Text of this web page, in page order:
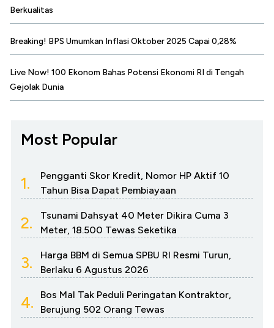
Berkualitas
Breaking! BPS Umumkan Inflasi Oktober 2025 Capai 0,28%
Live Now! 100 Ekonom Bahas Potensi Ekonomi RI di Tengah
Gejolak Dunia
Most Popular
1.
Pengganti Skor Kredit, Nomor HP Aktif 10
Tahun Bisa Dapat Pembiayaan
2.
Tsunami Dahsyat 40 Meter Dikira Cuma 3
Meter, 18.500 Tewas Seketika
3.
Harga BBM di Semua SPBU RI Resmi Turun,
Berlaku 6 Agustus 2026
4.
Bos Mal Tak Peduli Peringatan Kontraktor,
Berujung 502 Orang Tewas